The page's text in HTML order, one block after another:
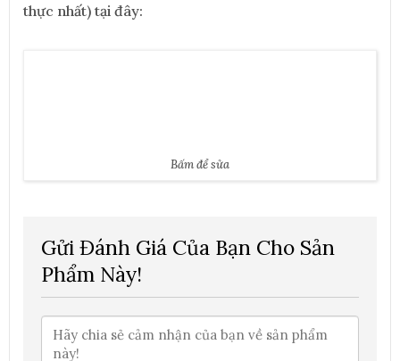
thực nhất) tại đây:
Bấm để sửa
Gửi Đánh Giá Của Bạn Cho Sản
Phẩm Này!